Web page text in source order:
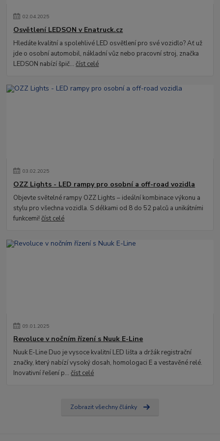
02.04.2025
Osvětlení LEDSON v Enatruck.cz
Hledáte kvalitní a spolehlivé LED osvětlení pro své vozidlo? Ať už
jde o osobní automobil, nákladní vůz nebo pracovní stroj, značka
LEDSON nabízí špič...číst celé
03.02.2025
OZZ Lights - LED rampy pro osobní a off-road vozidla
Objevte světelné rampy OZZ Lights – ideální kombinace výkonu a
stylu pro všechna vozidla. S délkami od 8 do 52 palců a unikátními
funkcemi!číst celé
09.01.2025
Revoluce v nočním řízení s Nuuk E-Line
Nuuk E-Line Duo je vysoce kvalitní LED lišta a držák registrační
značky, který nabízí vysoký dosah, homologaci E a vestavěné relé.
Inovativní řešení p...číst celé
Zobrazit všechny články